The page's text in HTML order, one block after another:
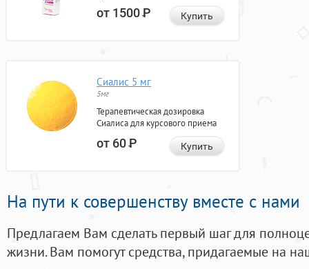
от 1500Р Купить
Сиалис 5 мг
5мг
Терапевтическая дозировка
Сиалиса для курсового приема
от 60Р Купить
На пути к совершенству вместе с нами
Предлагаем Вам сделать первый шаг для
жизни. Вам помогут средства, придагаемые на